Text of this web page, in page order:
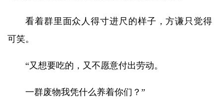
看着群里面众人得寸进尺的样子，方谦只觉得
可笑。
“又想要吃的，又不愿意付出劳动。
一群废物我凭什么养着你们？”